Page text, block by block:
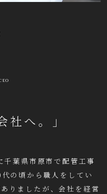
社へ。」
葉県市原市で配管工事
の頃から職人をしてい
りましたが、会社を経営